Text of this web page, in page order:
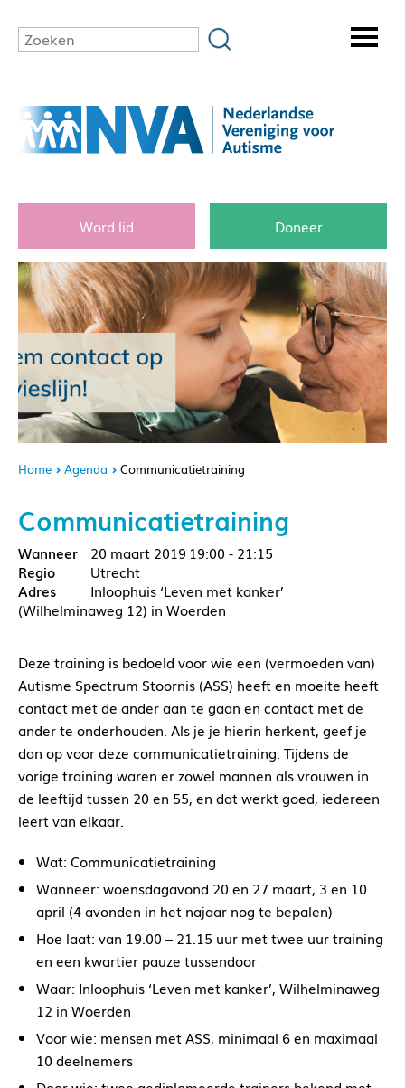
Word lid Doneer
Home Agenda Communicatietraining
Communicatietraining
20 maart 2019 19:00 - 21:15
Utrecht
Inloophuis ‘Leven met kanker’
(Wilhelminaweg 12) in Woerden
Deze training is bedoeld voor wie een (vermoeden van)
Autisme Spectrum Stoornis (ASS) heeft en moeite heeft
contact met de ander aan te gaan en contact met de
ander te onderhouden. Als je je hierin herkent, geef je
dan op voor deze communicatietraining. Tijdens de
vorige training waren er zowel mannen als vrouwen in
de leeftijd tussen 20 en 55, en dat werkt goed, iedereen
leert van elkaar.
Wat: Communicatietraining
Wanneer: woensdagavond 20 en 27 maart, 3 en 10
april (4 avonden in het najaar nog te bepalen)
Hoe laat: van 19.00 – 21.15 uur met twee uur training
en een kwartier pauze tussendoor
Waar: Inloophuis ‘Leven met kanker’, Wilhelminaweg
12 in Woerden
Voor wie: mensen met ASS, minimaal 6 en maximaal
10 deelnemers